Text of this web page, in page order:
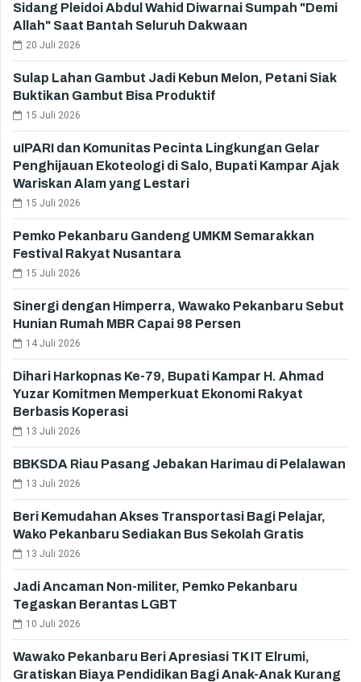
Sidang Pleidoi Abdul Wahid Diwarnai Sumpah "Demi
Allah" Saat Bantah Seluruh Dakwaan
20 Juli 2026
Sulap Lahan Gambut Jadi Kebun Melon, Petani Siak
Buktikan Gambut Bisa Produktif
15 Juli 2026
uIPARI dan Komunitas Pecinta Lingkungan Gelar
Penghijauan Ekoteologi di Salo, Bupati Kampar Ajak
Wariskan Alam yang Lestari
15 Juli 2026
Pemko Pekanbaru Gandeng UMKM Semarakkan
Festival Rakyat Nusantara
15 Juli 2026
Sinergi dengan Himperra, Wawako Pekanbaru Sebut
Hunian Rumah MBR Capai 98 Persen
14 Juli 2026
Dihari Harkopnas Ke-79, Bupati Kampar H. Ahmad
Yuzar Komitmen Memperkuat Ekonomi Rakyat
Berbasis Koperasi
13 Juli 2026
BBKSDA Riau Pasang Jebakan Harimau di Pelalawan
13 Juli 2026
Beri Kemudahan Akses Transportasi Bagi Pelajar,
Wako Pekanbaru Sediakan Bus Sekolah Gratis
13 Juli 2026
Jadi Ancaman Non-militer, Pemko Pekanbaru
Tegaskan Berantas LGBT
10 Juli 2026
Wawako Pekanbaru Beri Apresiasi TK IT Elrumi,
Gratiskan Biaya Pendidikan Bagi Anak-Anak Kurang